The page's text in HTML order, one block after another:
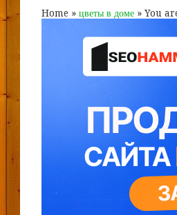
Home » цветы в доме» You